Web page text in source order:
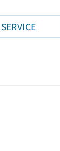
SERVICE